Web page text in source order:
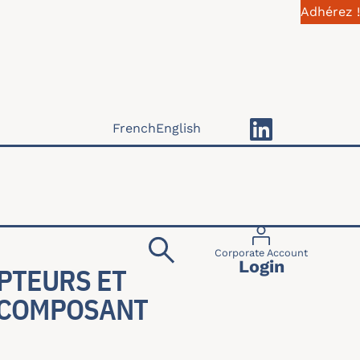
Adhérez !
Menu du
Corporate Account
Login
FrenchEnglish
ET